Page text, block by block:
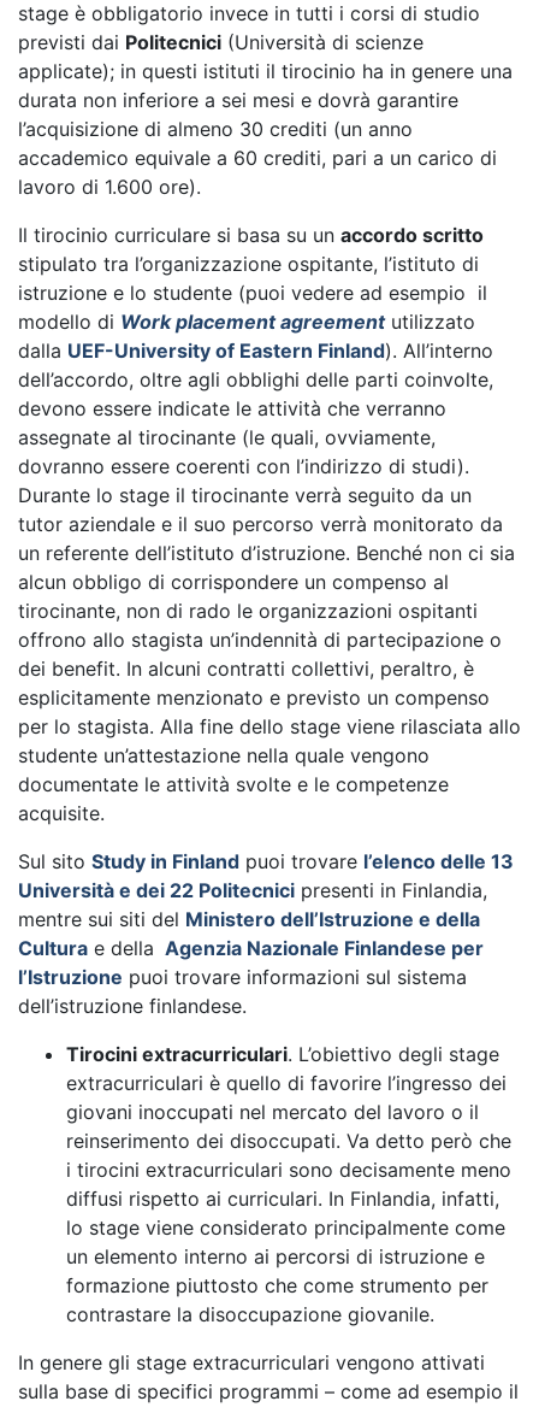
stage è obbligatorio invece in tutti i corsi di studio
previsti dai Politecnici (Università di scienze
applicate); in questi istituti il tirocinio ha in genere una
durata non inferiore a sei mesi e dovrà garantire
l’acquisizione di almeno 30 crediti (un anno
accademico equivale a 60 crediti, pari a un carico di
lavoro di 1.600 ore).
Il tirocinio curriculare si basa su un accordo scritto
stipulato tra l’organizzazione ospitante, l’istituto di
istruzione e lo studente (puoi vedere ad esempio il
modello di Work placement agreementutilizzato
dalla UEF-University of Eastern Finland). All’interno
dell’accordo, oltre agli obblighi delle parti coinvolte,
devono essere indicate le attività che verranno
assegnate al tirocinante (le quali, ovviamente,
dovranno essere coerenti con l’indirizzo di studi).
Durante lo stage il tirocinante verrà seguito da un
tutor aziendale e il suo percorso verrà monitorato da
un referente dell’istituto d’istruzione. Benché non ci sia
alcun obbligo di corrispondere un compenso al
tirocinante, non di rado le organizzazioni ospitanti
offrono allo stagista un’indennità di partecipazione o
dei benefit. In alcuni contratti collettivi, peraltro, è
esplicitamente menzionato e previsto un compenso
per lo stagista. Alla fine dello stage viene rilasciata allo
studente un’attestazione nella quale vengono
documentate le attività svolte e le competenze
acquisite.
Sul sito Study in Finland puoi trovare l’elenco delle 13
Università e dei 22 Politecnici presenti in Finlandia,
mentre sui siti del Ministero dell’Istruzione e della
Cultura e della Agenzia Nazionale Finlandese per
l’Istruzione puoi trovare informazioni sul sistema
dell’istruzione finlandese.
Tirocini extracurriculari. L’obiettivo degli stage
extracurriculari è quello di favorire l’ingresso dei
giovani inoccupati nel mercato del lavoro o il
reinserimento dei disoccupati. Va detto però che
i tirocini extracurriculari sono decisamente meno
diffusi rispetto ai curriculari. In Finlandia, infatti,
lo stage viene considerato principalmente come
un elemento interno ai percorsi di istruzione e
formazione piuttosto che come strumento per
contrastare la disoccupazione giovanile.
In genere gli stage extracurriculari vengono attivati
sulla base di specifici programmi – come ad esempio il